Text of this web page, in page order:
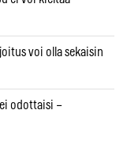
voi olla sekaisin
odottaisi –